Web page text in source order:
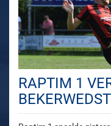
RAPTIM 1